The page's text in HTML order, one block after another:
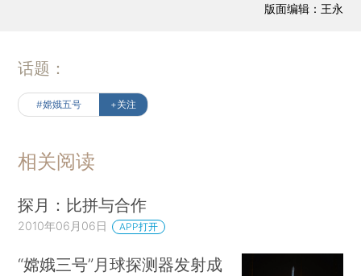
版面编辑：王永
话题：
#嫦娥五号 +关注
相关阅读
探月：比拼与合作
2010年06月06日 APP打开
“嫦娥三号”月球探测器发射成